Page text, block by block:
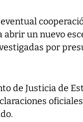
un nuevo
por
de Justicia de